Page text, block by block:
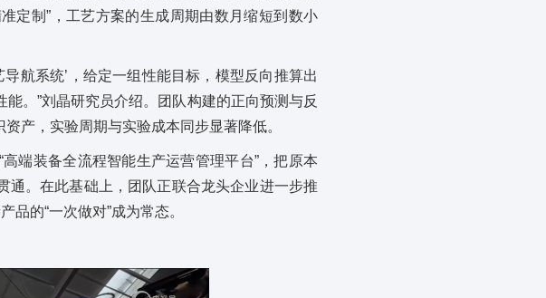
定制”，工艺方案的生成周期由数月缩短到数小
航系统’，给定一组性能目标，模型反向推算出
。”刘晶研究员介绍。团队构建的正向预测与反
产，实验周期与实验成本同步显著降低。
端装备全流程智能生产运营管理平台”，把原本
通。在此基础上，团队正联合龙头企业进一步推
的“一次做对”成为常态。